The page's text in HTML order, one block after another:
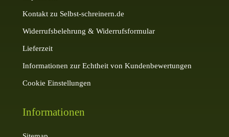
Kontakt zu Selbst-schreinern.de
Widerrufsbelehrung & Widerrufsformular
Lieferzeit
Informationen zur Echtheit von Kundenbewertungen
Cookie Einstellungen
Informationen